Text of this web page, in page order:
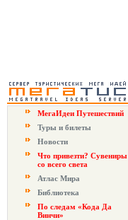
МегаИдеи Путешествий
Туры и билеты
Новости
Что привезти? Сувениры
со всего света
Атлас Мира
Библиотека
По следам «Кода Да
Винчи»